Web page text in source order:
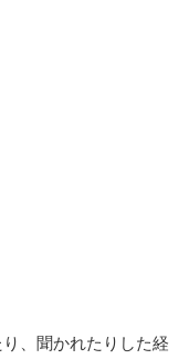
、聞かれたりした経